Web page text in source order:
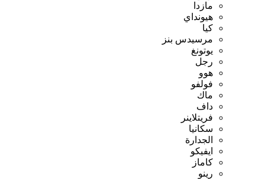
مازدا
هيونداي
كيا
مرسيدس بنز
يوتونغ
رجل
هوو
فولفو
ماك
داف
فريتلاينر
سكانيا
الجدارة
ايفيكو
كاماز
رينو